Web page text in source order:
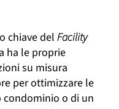
chiave del Facility
ha le proprie
su misura
per ottimizzare le
condominio o di un